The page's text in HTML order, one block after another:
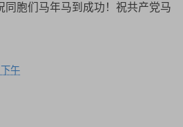
同胞们马年马到成功！祝共产党马
午